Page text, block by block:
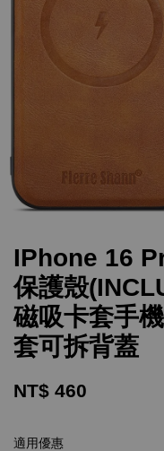
IPhone 16
保護殼
磁吸卡套手
套可拆背蓋
NT$ 460
適用優惠